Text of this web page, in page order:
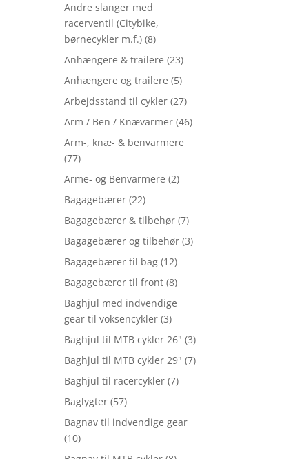
Andre slanger med
racerventil (Citybike,
børnecykler m.f.) (8)
Anhængere & trailere (23)
Anhængere og trailere (5)
Arbejdsstand til cykler (27)
Arm / Ben / Knævarmer (46)
Arm-, knæ- & benvarmere
(77)
Arme- og Benvarmere (2)
Bagagebærer (22)
Bagagebærer & tilbehør (7)
Bagagebærer og tilbehør (3)
Bagagebærer til bag (12)
Bagagebærer til front (8)
Baghjul med indvendige
gear til voksencykler (3)
Baghjul til MTB cykler 26" (3)
Baghjul til MTB cykler 29" (7)
Baghjul til racercykler (7)
Baglygter (57)
Bagnav til indvendige gear
(10)